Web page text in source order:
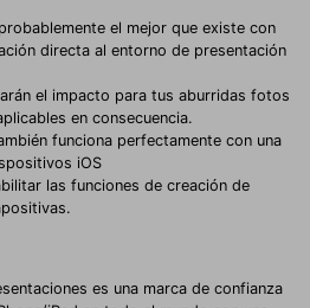
el mejor que existe con
directa al entorno de presentación
el impacto para tus aburridas fotos
en consecuencia.
funciona perfectamente con una
iOS
las funciones de creación de
es una marca de confianza